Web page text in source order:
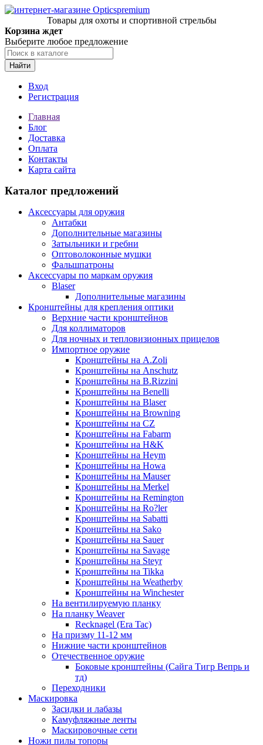
Товары для охоты и спортивной стрельбы
Корзина ждет
Выберите любое предложение
Найти
Вход
Регистрация
Главная
Блог
Доставка
Оплата
Контакты
Карта сайта
Каталог предложений
Аксессуары для оружия
Антабки
Дополнительные магазины
Затыльники и гребни
Оптоволоконные мушки
Фальшпатроны
Аксессуары по маркам оружия
Blaser
Дополнительные магазины
Кронштейны для крепления оптики
Верхние части кронштейнов
Для коллиматоров
Для ночных и тепловизионных прицелов
Импортное оружие
Кронштейны на A.Zoli
Кронштейны на Anschutz
Кронштейны на B.Rizzini
Кронштейны на Benelli
Кронштейны на Blaser
Кронштейны на Browning
Кронштейны на CZ
Кронштейны на Fabarm
Кронштейны на H&K
Кронштейны на Heym
Кронштейны на Howa
Кронштейны на Mauser
Кронштейны на Merkel
Кронштейны на Remington
Кронштейны на Ro?ler
Кронштейны на Sabatti
Кронштейны на Sako
Кронштейны на Sauer
Кронштейны на Savage
Кронштейны на Steyr
Кронштейны на Tikka
Кронштейны на Weatherby
Кронштейны на Winchester
На вентилируемую планку
На планку Weaver
Recknagel (Era Tac)
На призму 11-12 мм
Нижние части кронштейнов
Отечественное оружие
Боковые кронштейны (Сайга Тигр Вепрь и
тд)
Переходники
Маскировка
Засидки и лабазы
Камуфляжные ленты
Маскировочные сети
Ножи пилы топоры